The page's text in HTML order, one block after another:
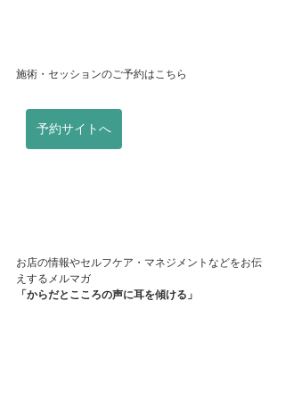
施術・セッションのご予約はこちら
予約サイトへ
お店の情報やセルフケア・マネジメントなどをお伝
えするメルマガ
「からだとこころの声に耳を傾ける」